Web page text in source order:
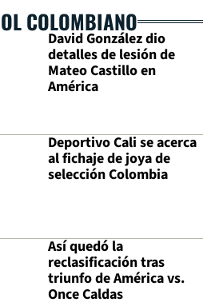
COLOMBIANO
David González dio
detalles de lesión de
Mateo Castillo en
América
Deportivo Cali se acerca
al fichaje de joya de
selección Colombia
Así quedó la
reclasificación tras
triunfo de América vs.
Once Caldas